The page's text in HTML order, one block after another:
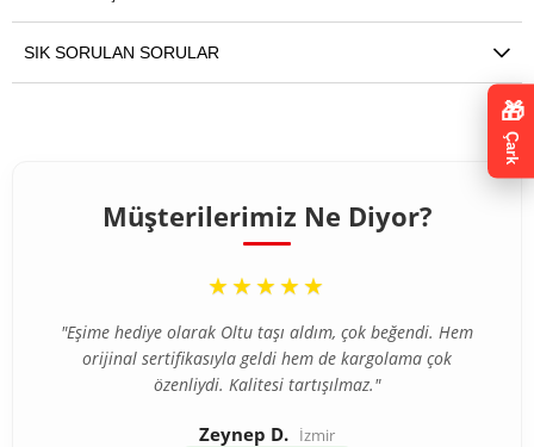
SIK SORULAN SORULAR
Müşterilerimiz Ne Diyor?
“
★★★★★
"Eşime hediye olarak Oltu taşı aldım, çok beğendi. Hem
orijinal sertifikasıyla geldi hem de kargolama çok
özenliydi. Kalitesi tartışılmaz."
Zeynep D. İzmir
🎁
Çark